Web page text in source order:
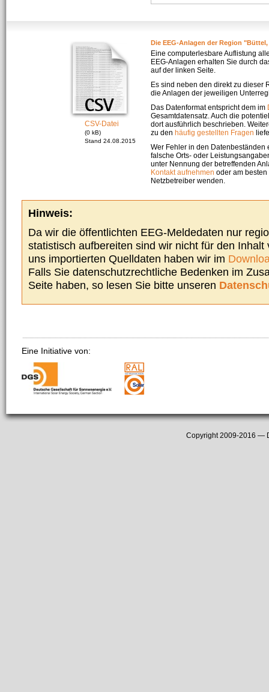
CSV-Datei
(0 kB)
Stand 24.08.2015
Die EEG-Anlagen der Region
Eine computerlesbare Auflistung
EEG-Anlagen erhalten Sie durch
auf der linken Seite.
Es sind neben den direkt zu dieser
die Anlagen der jeweiligen
Das Datenformat entspricht dem im
Gesamtdatensatz. Auch die
dort ausführlich beschrieben.
zu den häufig gestellten Fragen
Wer Fehler in den Datenbeständen
falsche Orts- oder
unter Nennung der betreffenden
Kontakt aufnehmen oder am
Netzbetreiber wenden.
Hinweis:
Da wir die öffentlichten EEG-Meldedaten nur
statistisch aufbereiten sind wir nicht für den Inhalt
uns importierten Quelldaten haben wir im
Falls Sie datenschutzrechtliche Bedenken im
Seite haben, so lesen Sie bitte unseren
Eine Initiative von:
Copyright 2009-2016 —